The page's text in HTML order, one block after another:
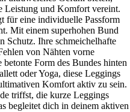
Leistung und Komfort vereint.
eine individuelle Passform
Mit einem superhohen Bund
Schutz. Ihre schmeichelhafte
von Nähten vorne
Form des Bundes hinten
oder Yoga, diese Leggings
Komfort aktiv zu sein.
triffst, die kurze Leggings
begleitet dich in deinem aktiven